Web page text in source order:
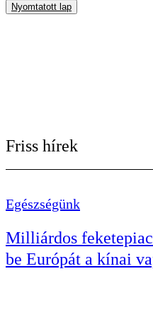
Nyomtatott lap
Friss hírek
Egészségünk
Milliárdos
be Európát a kínai